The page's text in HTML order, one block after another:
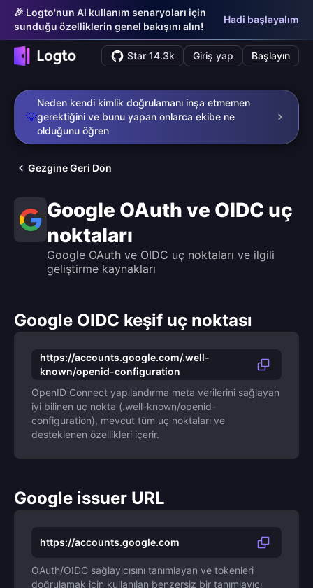
🎉 Logto'nun AI kullanım senaryoları için
sunduğu özelliklerin genel bakışını alın!
Hadi başlayalım
Star 14.3k Giriş yap Başlayın
💡
Neden kendi kimlik doğrulamanı inşa etmemen
gerektiğini ve bunu yapan onlarca ekibe ne
olduğunu öğren
Gezgine Geri Dön
Google OAuth ve OIDC uç
noktaları
Google OAuth ve OIDC uç noktaları ve ilgili
geliştirme kaynakları
Google OIDC keşif uç noktası
https://accounts.google.com/.well-
known/openid-configuration
OpenID Connect yapılandırma meta verilerini sağlayan
iyi bilinen uç nokta (.well-known/openid-
configuration), mevcut tüm uç noktaları ve
desteklenen özellikleri içerir.
Google issuer URL
https://accounts.google.com
OAuth/OIDC sağlayıcısını tanımlayan ve tokenleri
doğrulamak için kullanılan benzersiz bir tanımlayıcı